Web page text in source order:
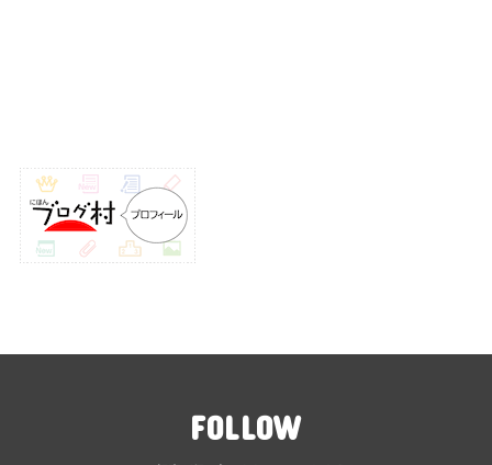
FOLLOW